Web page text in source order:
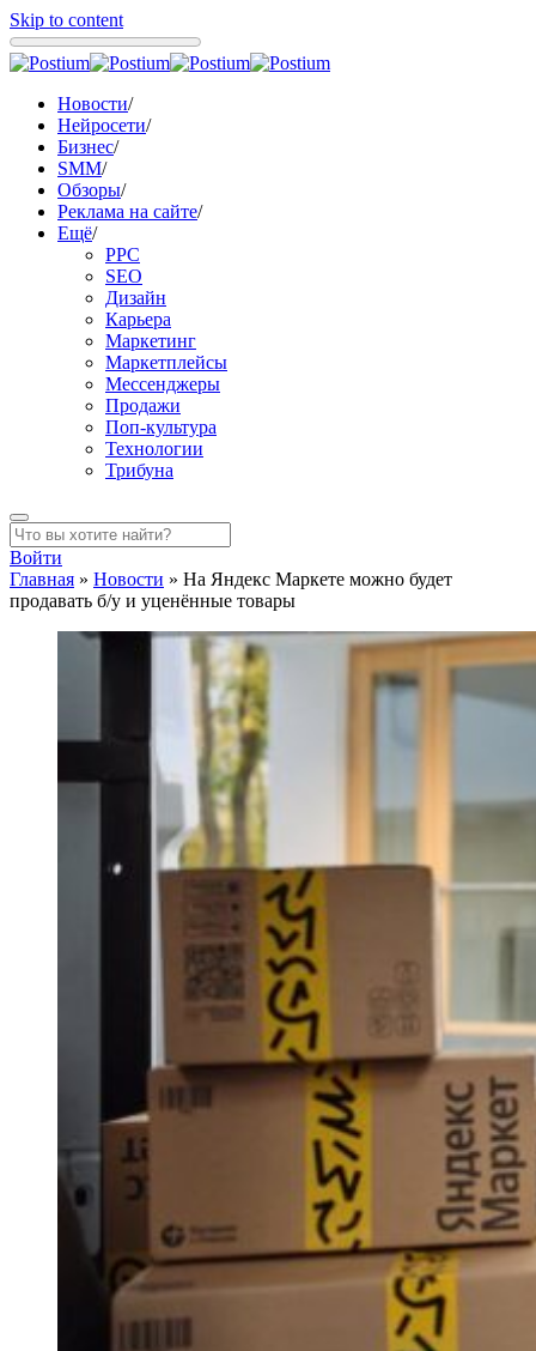
Skip to content
Новости/
Нейросети/
Бизнес/
SMM/
Обзоры/
Реклама на сайте/
Ещё/
PPC
SEO
Дизайн
Карьера
Маркетинг
Маркетплейсы
Мессенджеры
Продажи
Поп-культура
Технологии
Трибуна
Войти
Главная » Новости » На Яндекс Маркете можно будет
продавать б/у и уценённые товары